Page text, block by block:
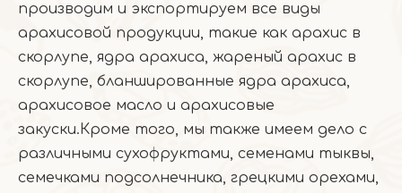
производим и экспортируем все виды
арахисовой продукции, такие как арахис в
скорлупе, ядра арахиса, жареный арахис в
скорлупе, бланшированные ядра арахиса,
арахисовое масло и арахисовые
закуски.Кроме того, мы также имеем дело с
различными сухофруктами, семенами тыквы,
семечками подсолнечника, грецкими орехами,